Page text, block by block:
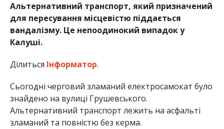
Альтернативний транспорт, який призначений
для пересування місцевістю піддається
вандалізму. Це непоодинокий випадок у
Калуші.
Ділиться Інформатор.
Сьогодні черговий зламаний електросамокат було
знайдено на вулиці Грушевського.
Альтернативний транспорт лежить на асфальті
зламаний та повністю без керма.